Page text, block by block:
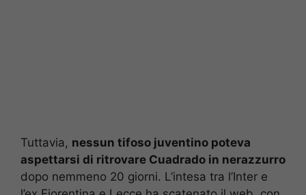
Tuttavia, nessun tifoso juventino poteva
aspettarsi di ritrovare Cuadrado in nerazzurro
dopo nemmeno 20 giorni. L’intesa tra l’Inter e